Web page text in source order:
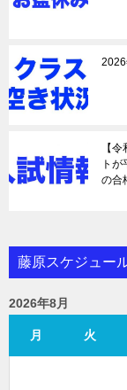
【
ト
の合
藤原スケジュー
2026年8月
月 火